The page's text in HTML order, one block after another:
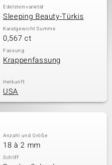
Edelsteinvarietät
Sleeping Beauty-Türkis
Karatgewicht Summe
0,567 ct
Fassung
Krappenfassung
Herkunft
USA
Anzahl und Größe
18 à 2 mm
Schliff